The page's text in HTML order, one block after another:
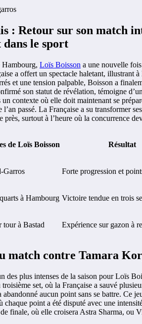
: Retour sur son match
le sport
Loïs Boisson a une nouvelle
a offert un spectacle haletant, illustrant
et une tension palpable, Boisson a
son statut de révélation, témoigne
contexte où elle doit maintenant se
l’an passé. La Française a su transformer
près, surtout à l’heure où la concurrence
de Loïs Boisson Résultat
Garros Forte progression et
à Hambourg Victoire tendue en trois
à Bastad Expérience sur gazon à
match contre Tamara
des plus intenses de la saison pour Loïs
set, où la Française a sauvé
aucun point sans se battre. Ce
point a été disputé avec une
finale, où elle croisera Astra Sharma,